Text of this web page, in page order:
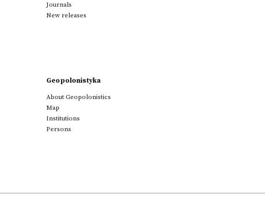
Journals
New releases
Geopolonistyka
About Geopolonistics
Map
Institutions
Persons